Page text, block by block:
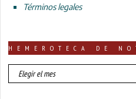
Términos legales
HEMEROTECA DE
HEMEROTECA
DE